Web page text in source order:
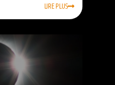
LIRE PLUS